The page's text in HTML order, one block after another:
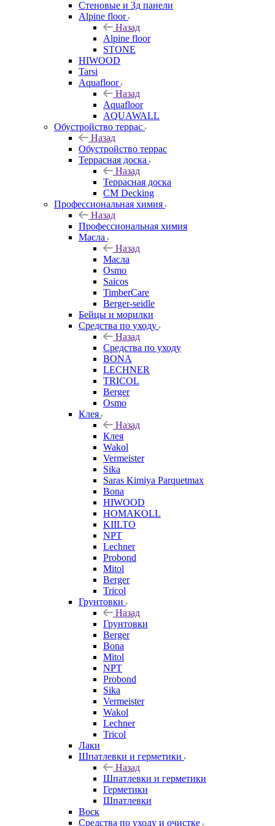
Стеновые и 3д панели
Alpine floor
Назад
Alpine floor
STONE
HIWOOD
Tarsi
Aquafloor
Назад
Aquafloor
AQUAWALL
Обустройство террас
Назад
Обустройство террас
Террасная доска
Назад
Террасная доска
CM Decking
Профессиональная химия
Назад
Профессиональная химия
Масла
Назад
Масла
Osmo
Saicos
TimberCare
Berger-seidle
Бейцы и морилки
Средства по уходу
Назад
Средства по уходу
BONA
LECHNER
TRICOL
Berger
Osmo
Клея
Назад
Клея
Wakol
Vermeister
Sika
Saras Kimiya Parquetmax
Bona
HIWOOD
HOMAKOLL
KIILTO
NPT
Lechner
Probond
Mitol
Berger
Tricol
Грунтовки
Назад
Грунтовки
Berger
Bona
Mitol
NPT
Probond
Sika
Vermeister
Wakol
Lechner
Tricol
Лаки
Шпатлевки и герметики
Назад
Шпатлевки и герметики
Герметики
Шпатлевки
Воск
Средства по уходу и очистке